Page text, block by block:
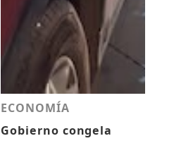
ECONOMÍA
Gobierno congela